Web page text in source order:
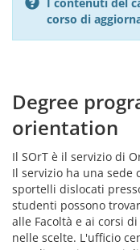
corso di
Degree
orientation
Il SOrT è il servizio di
Il servizio ha una
sportelli dislocati
studenti possono
alle Facoltà e ai corsi
nelle scelte. L'ufficio